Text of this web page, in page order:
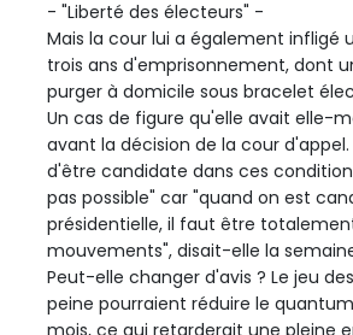
- "Liberté des électeurs" -
Mais la cour lui a également infligé
trois ans d'emprisonnement, dont
purger à domicile sous bracelet
Un cas de figure qu'elle avait elle-
avant la décision de la cour d'appel.
d'être candidate dans ces
pas possible" car "quand on est
présidentielle, il faut être
mouvements", disait-elle la
Peut-elle changer d'avis ? Le jeu
peine pourraient réduire le